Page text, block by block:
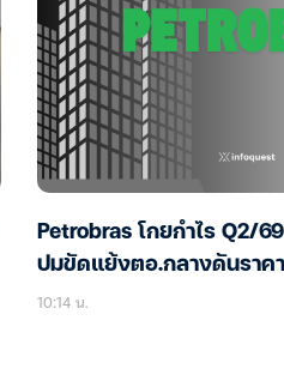
Petrobras โกยกำไร Q2/
ปมขัดแย้งตอ.กลางดันราค
10:14 น.